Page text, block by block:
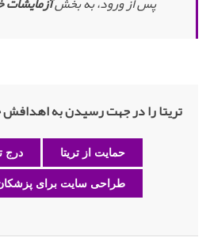
تریتا را در جهت رسیدن به
حمایت از تریتا درج
طراحی سایت برای